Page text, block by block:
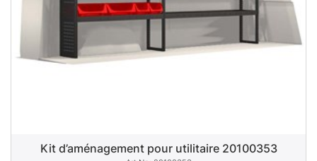
Kit d’aménagement pour utilitaire 20100353